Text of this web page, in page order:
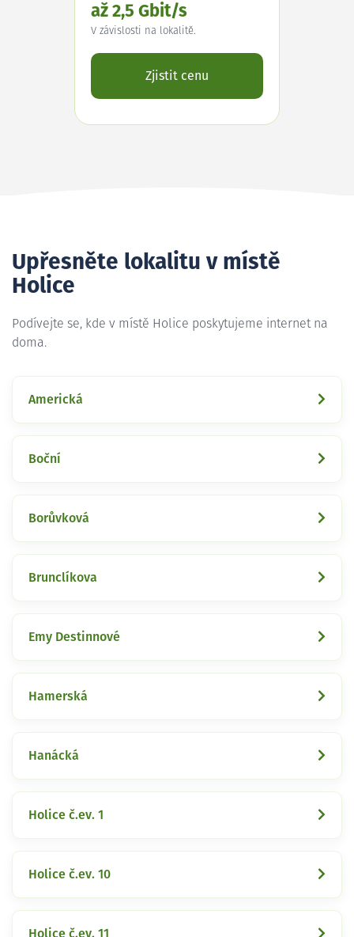
až 2,5 Gbit/s
V závislosti na lokalitě.
Zjistit cenu
Upřesněte lokalitu v místě
Holice
Podívejte se, kde v místě Holice poskytujeme internet na
doma.
Americká
Boční
Borůvková
Brunclíkova
Emy Destinnové
Hamerská
Hanácká
Holice č.ev. 1
Holice č.ev. 10
Holice č.ev. 11